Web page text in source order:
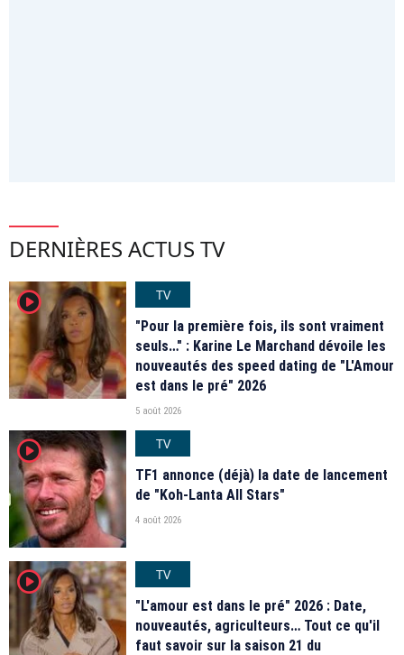
DERNIÈRES ACTUS TV
player2
TV
"Pour la première fois, ils sont vraiment
seuls…" : Karine Le Marchand dévoile les
nouveautés des speed dating de "L'Amour
est dans le pré" 2026
5 août 2026
player2
TV
TF1 annonce (déjà) la date de lancement
de "Koh-Lanta All Stars"
4 août 2026
player2
TV
"L'amour est dans le pré" 2026 : Date,
nouveautés, agriculteurs… Tout ce qu'il
faut savoir sur la saison 21 du